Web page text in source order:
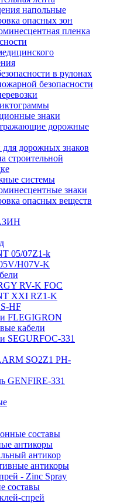
напольные
опасных зон
пленка
в рулонах
безопасности
знаки
дорожные
дорожных знаков
строительной
системы
знаки
опасных веществ
05/07Z1-k
H07V-K
RV-K FOC
XXI RZ1-K
HF
FLEGIGRON
кабели
SEGURFOC-331
SO2Z1 PH-
GENFIRE-331
составы
антикоры
антикор
антикоры
- Zinc Spray
составы
спрей